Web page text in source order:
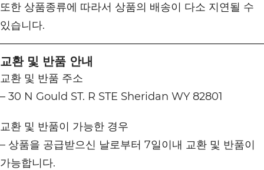
또한 상품종류에 따라서 상품의 배송이 다소 지연될 수
있습니다.
교환 및 반품 안내
교환 및 반품 주소
– 30 N Gould ST. R STE Sheridan WY 82801
교환 및 반품이 가능한 경우
– 상품을 공급받으신 날로부터 7일이내 교환 및 반품이
가능합니다.